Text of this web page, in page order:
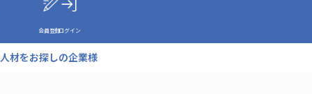
会員登録ログイン
人材をお探しの企業様